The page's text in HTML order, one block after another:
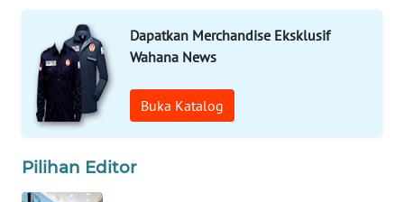
Dapatkan Merchandise Eksklusif
Wahana News
Buka Katalog
Pilihan Editor
TENGAH
WN DELI
SERDANG
TEBING
TINGGI